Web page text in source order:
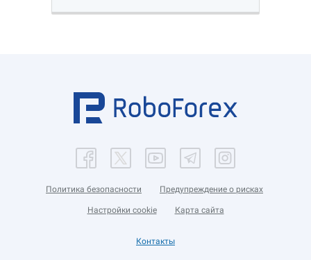
Политика безопасности Предупреждение о рисках
Настройки cookie Карта сайта
Контакты